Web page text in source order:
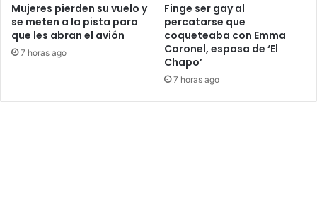
Mujeres pierden su vuelo y
se meten a la pista para
que les abran el avión
7 horas ago
Finge ser gay al
percatarse que
coqueteaba con Emma
Coronel, esposa de ‘El
Chapo’
7 horas ago